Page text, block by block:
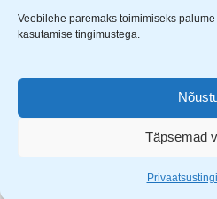
Veebilehe paremaks toimimiseks
kasutamise tingimustega.
Täpsemad
Valgustugevus 150lm
Aku kestvus 2-4h
Materjal 100% akrüül
Laadimise indikaatori tuled